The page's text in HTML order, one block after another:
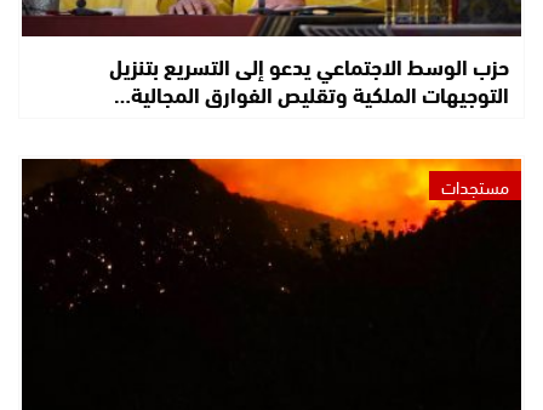
حزب الوسط الاجتماعي يدعو إلى التسريع بتنزيل
التوجيهات الملكية وتقليص الفوارق المجالية…
مستجدات